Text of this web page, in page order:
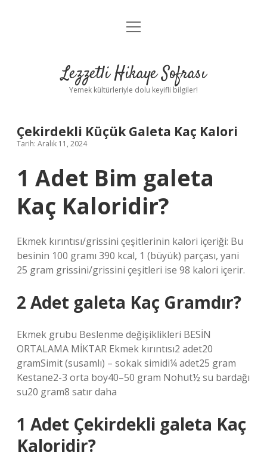
Anasayfa
Yasal Uyarı
menüyü
Lezzetli Hikaye Sofrası
Yemek kültürleriyle dolu keyifli bilgiler!
Çekirdekli Küçük Galeta Kaç Kalori
Tarih: Aralık 11, 2024
1 Adet Bim galeta
Kaç Kaloridir?
Ekmek kırıntısı/grissini çeşitlerinin kalori içeriği: Bu
besinin 100 gramı 390 kcal, 1 (büyük) parçası, yani
25 gram grissini/grissini çeşitleri ise 98 kalori içerir.
2 Adet galeta Kaç Gramdır?
Ekmek grubu Beslenme değişiklikleri BESİN
ORTALAMA MİKTAR Ekmek kırıntısı2 adet20
gramSimit (susamlı) – sokak simidi¼ adet25 gram
Kestane2-3 orta boy40–50 gram Nohut½ su bardağı
su20 gram8 satır daha
1 Adet Çekirdekli galeta Kaç
Kaloridir?